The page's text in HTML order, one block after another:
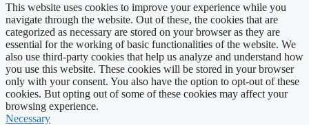
This website uses cookies to improve your experience while you
navigate through the website. Out of these, the cookies that are
categorized as necessary are stored on your browser as they are
essential for the working of basic functionalities of the website. We
also use third-party cookies that help us analyze and understand how
you use this website. These cookies will be stored in your browser
only with your consent. You also have the option to opt-out of these
cookies. But opting out of some of these cookies may affect your
browsing experience.
Necessary